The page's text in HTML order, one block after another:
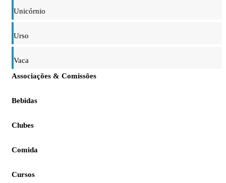
Unicórnio
Urso
Vaca
Associações & Comissões
Bebidas
Clubes
Comida
Cursos